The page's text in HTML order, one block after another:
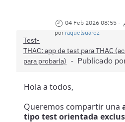
04 Feb 2026 08:55 -
por raquelsuarez
Test-
THAC: app de test para THAC
para probarla)
Publicado
Hola a todos,
Queremos compartir una
tipo test orientada